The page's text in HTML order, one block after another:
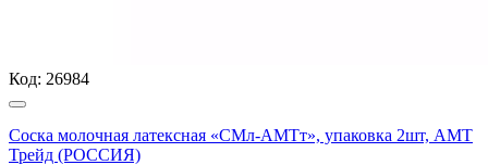
Код: 26984
Соска молочная латексная «СМл-АМТт», упаковка 2шт, АМТ
Трейд (РОССИЯ)